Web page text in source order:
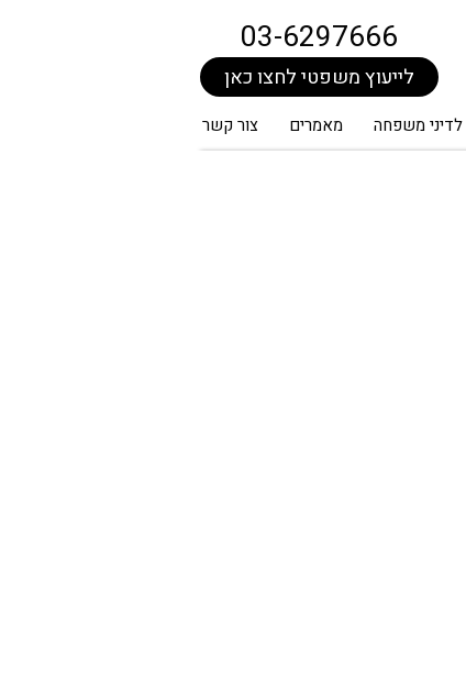
03-6297666
לייעוץ משפטי לחצו כאן
משפחה מאמרים צור קשר